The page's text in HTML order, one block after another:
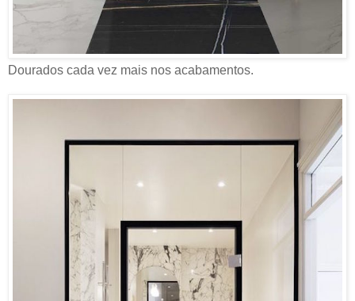
Dourados cada vez mais nos acabamentos.